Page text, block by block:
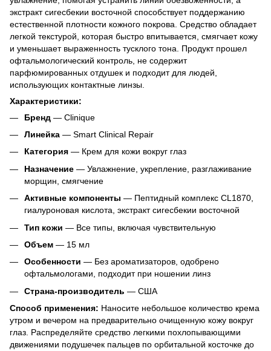
экстракт сигесбекии восточной способствует поддержанию
естественной плотности кожного покрова. Средство обладает
легкой текстурой, которая быстро впитывается, смягчает кожу
и уменьшает выраженность тусклого тона. Продукт прошел
офтальмологический контроль, не содержит
парфюмированных отдушек и подходит для людей,
использующих контактные линзы.
Характеристики:
Бренд — Clinique
Линейка — Smart Clinical Repair
Категория — Крем для кожи вокруг глаз
Назначение — Увлажнение, укрепление, разглаживание
морщин, смягчение
Активные компоненты — Пептидный комплекс CL1870,
гиалуроновая кислота, экстракт сигесбекии восточной
Тип кожи — Все типы, включая чувствительную
Объем — 15 мл
Особенности — Без ароматизаторов, одобрено
офтальмологами, подходит при ношении линз
Страна-производитель — США
Способ применения: Наносите небольшое количество крема
утром и вечером на предварительно очищенную кожу вокруг
глаз. Распределяйте средство легкими похлопывающими
движениями подушечек пальцев по орбитальной косточке до